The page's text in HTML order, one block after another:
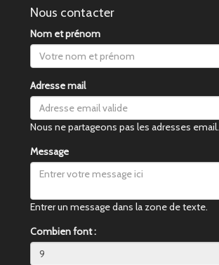
Nous contacter
Nom et prénom
Adresse mail
Nous ne partageons pas les adresses email.
Message
Entrer un message dans la zone de texte.
Combien font :